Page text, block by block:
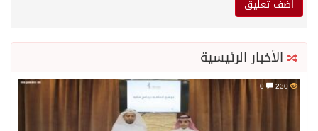
الأخبار الرئيسية
230